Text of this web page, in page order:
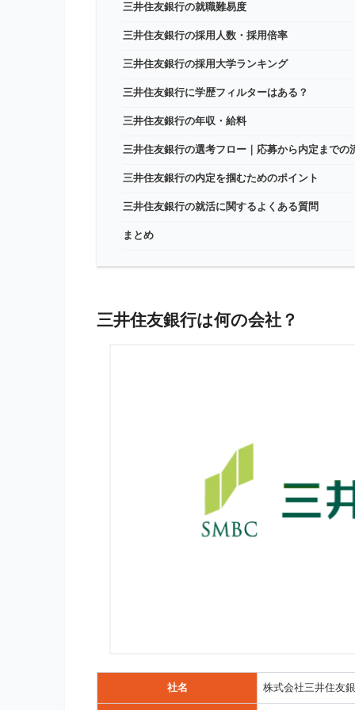
三井住友銀行の就職難易度
三井住友銀行の採用人数・採用倍率
三井住友銀行の採用大学ランキング
三井住友銀行に学歴フィルターはある？
三井住友銀行の年収・給料
三井住友銀行の選考フロー｜応募から内定までの
三井住友銀行の内定を掴むためのポイント
三井住友銀行の就活に関するよくある質問
まとめ
三井住友銀行は何の会社？
社名 株式会社三井住友